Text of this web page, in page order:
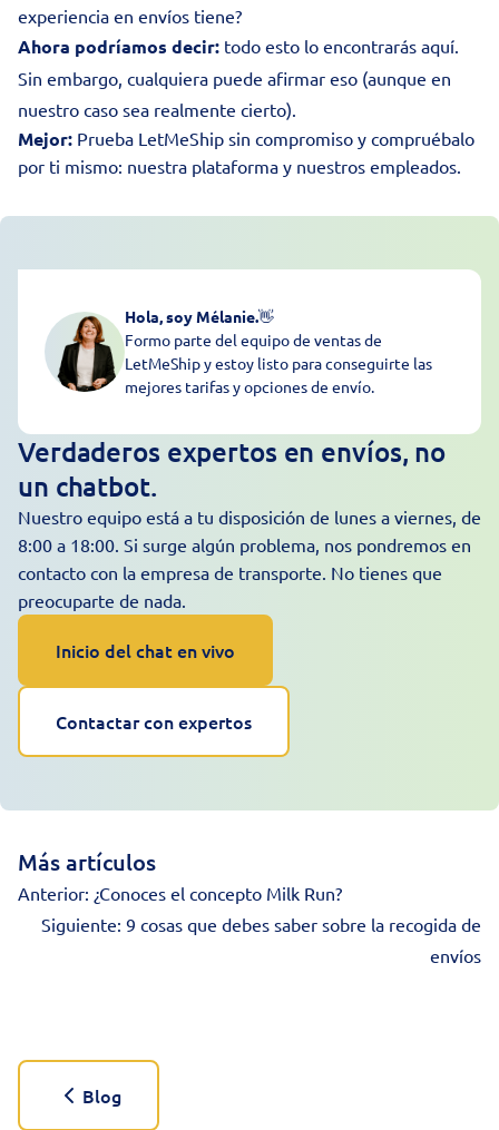
experiencia en envíos tiene?
Ahora podríamos decir: todo esto lo encontrarás aquí.
Sin embargo, cualquiera puede afirmar eso (aunque en
nuestro caso sea realmente cierto).
Mejor: Prueba LetMeShip sin compromiso y compruébalo
por ti mismo: nuestra plataforma y nuestros empleados.
Hola, soy Mélanie.👋
Formo parte del equipo de ventas de
LetMeShip y estoy listo para conseguirte las
mejores tarifas y opciones de envío.
Verdaderos expertos en envíos, no
un chatbot.
Nuestro equipo está a tu disposición de lunes a viernes, de
8:00 a 18:00. Si surge algún problema, nos pondremos en
contacto con la empresa de transporte. No tienes que
preocuparte de nada.
Inicio del chat en vivo
Contactar con expertos
Más artículos
Anterior: ¿Conoces el concepto Milk Run?
Siguiente: 9 cosas que debes saber sobre la recogida de
envíos
Blog